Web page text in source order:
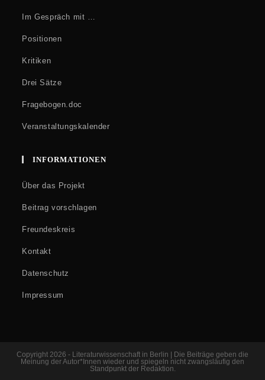
Im Gespräch mit …
Positionen
Kritiken
Drei Sätze
Fragebogen.doc
Veranstaltungskalender
INFORMATIONEN
Über das Projekt
Beitrag vorschlagen
Freundeskreis
Kontakt
Datenschutz
Impressum
Copyright 2026 - Literaturwissenschaft in Berlin | Die Beiträge geben die
Meinung der Autor*Innen wieder und spiegeln nicht zwangsläufig den
Standpunkt der Redaktion.